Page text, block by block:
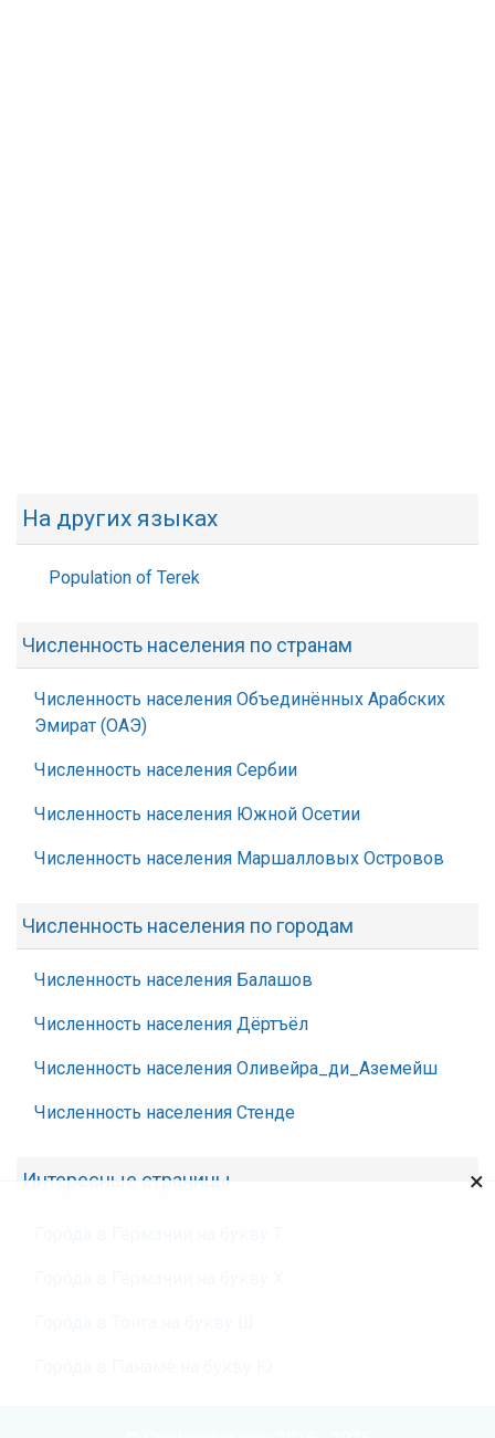
На других языках
Population of Terek
Численность населения по странам
Численность населения Объединённых Арабских
Эмират (ОАЭ)
Численность населения Сербии
Численность населения Южной Осетии
Численность населения Маршалловых Островов
Численность населения по городам
Численность населения Балашов
Численность населения Дёртъёл
Численность населения Оливейра_ди_Аземейш
Численность населения Стенде
Интересные страницы ×